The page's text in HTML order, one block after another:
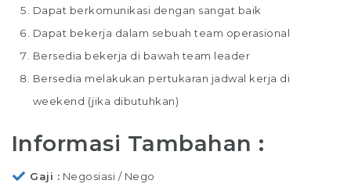
Dapat berkomunikasi dengan sangat baik
Dapat bekerja dalam sebuah team operasional
Bersedia bekerja di bawah team leader
Bersedia melakukan pertukaran jadwal kerja di
weekend (jika dibutuhkan)
Informasi Tambahan :
Gaji
Negosiasi / Nego